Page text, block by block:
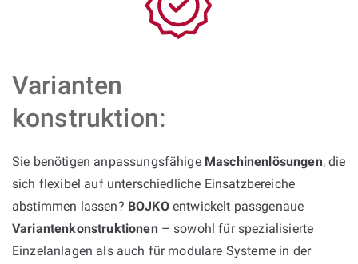
Varianten
konstruktion:
Sie benötigen anpassungsfähige Maschinenlösungen, die
sich flexibel auf unterschiedliche Einsatzbereiche
abstimmen lassen? BOJKOentwickelt passgenaue
Variantenkonstruktionen– sowohl für spezialisierte
Einzelanlagen als auch für modulare Systeme in der